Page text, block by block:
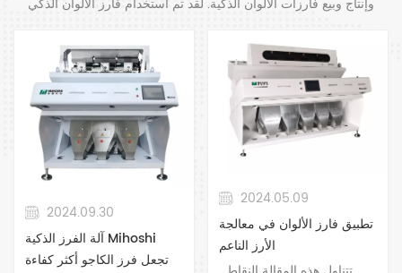
2024.09.30
آلة الفرز الذكية Mihoshi
تجعل فرز الكاجو أكثر كفاءة
2024.05.09
تطبيق فارز الألوان في معالجة
الأرز الناعم